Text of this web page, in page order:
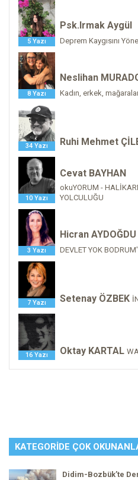
5 Yazı
Psk.Irmak Aygül
Deprem Kaygısını
8 Yazı
Neslihan
Kadın, erkek,
34 Yazı Ruhi Mehmet
10 Yazı
Cevat BAYHAN
okuYORUM -
YOLCULUĞU
3 Yazı
Hicran AYDOĞDU
DEVLET YOK
7 Yazı Setenay ÖZBEK
16 Yazı Oktay KARTAL
KATEGORIDE ÇOK
Didim-Bozbük’te